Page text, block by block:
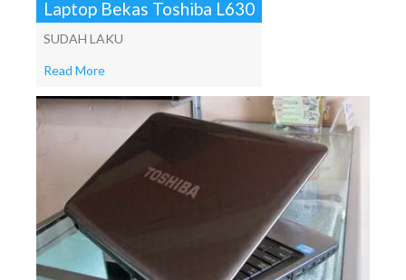
Laptop Bekas Toshiba L630
SUDAH LAKU
Read More